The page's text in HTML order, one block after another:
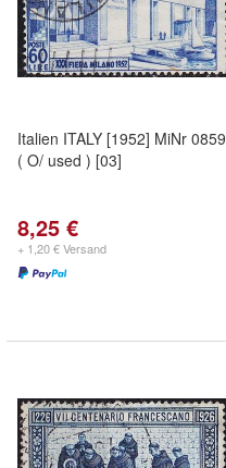
Italien ITALY [1952] MiNr 0859
( O/ used ) [03]
8,25 €
+ 1,20 € Versand